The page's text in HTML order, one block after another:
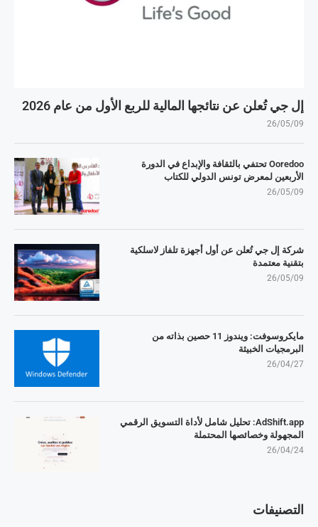
إل جي تُعلن عن نتائجها المالية للربع الأول من عام 2026
26/05/09
Ooredoo تحتفي بالثقافة والإبداع في الدورة
الأربعين لمعرض تونس الدولي للكتاب
26/05/09
شركة إل جي تُعلن عن أول أجهزة تلفاز لاسلكية
بتقنية معتمدة
26/05/09
مايكروسوفت: ويندوز 11 حصين بذاته من
البرمجيات الخبيثة
26/04/27
AdShift.app: تحليل شامل لأداة التسويق الرقمي
المجهولة وخصائصها المحتملة
26/04/24
التصنيفات